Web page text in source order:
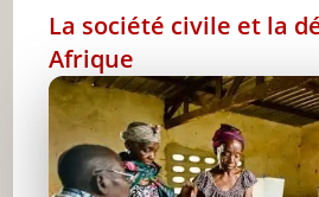
La société civile et la
Afrique